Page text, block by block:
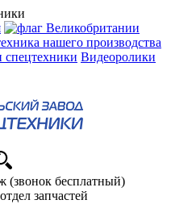
нашего производства
Видеоролики
(звонок бесплатный)
отдел запчастей